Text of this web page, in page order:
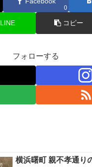
0
LINE コピー
フォローする
横浜曙町 親不孝通り